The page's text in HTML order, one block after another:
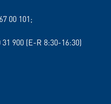
00 101;
900 (E-R 8:30-16:30)